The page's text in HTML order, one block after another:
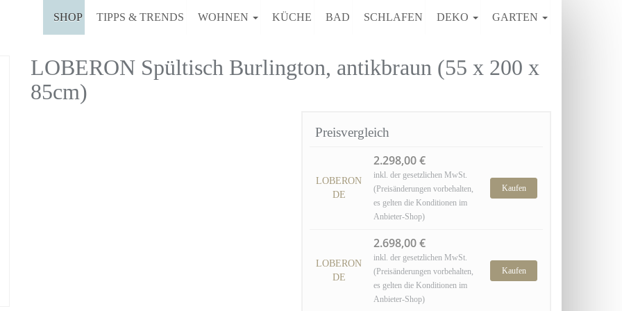
SHOP TIPPS & TRENDS WOHNEN KÜCHE BAD SCHLAFEN DEKO GARTEN
LOBERON Spültisch Burlington, antikbraun (55 x 200 x
85cm)
Preisvergleich
LOBERON
DE
2.298,00 €
inkl. der gesetzlichen MwSt.
(Preisänderungen vorbehalten,
es gelten die Konditionen im
Anbieter-Shop)
Kaufen
LOBERON
DE
2.698,00 €
inkl. der gesetzlichen MwSt.
(Preisänderungen vorbehalten,
es gelten die Konditionen im
Anbieter-Shop)
Kaufen